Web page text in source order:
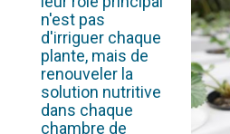
n'est pas
d'irriguer chaque
plante, mais de
renouveler la
solution nutritive
dans chaque
chambre de